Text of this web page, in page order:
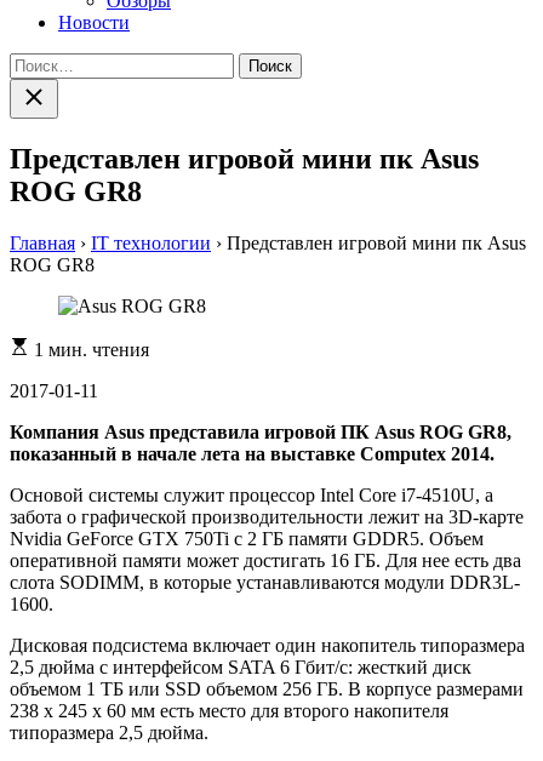
Новости
Найти:
Закрыть
поиск
Представлен игровой мини пк Asus
ROG GR8
Главная › IT технологии › Представлен игровой мини пк Asus
ROG GR8
Расчетное
чтения
1 мин. чтения
2017-01-11
Компания Asus представила игровой ПК Asus ROG GR8,
показанный в начале лета на выставке Computex 2014.
Основой системы служит процессор Intel Core i7-4510U, а
забота о графической производительности лежит на 3D-карте
Nvidia GeForce GTX 750Ti с 2 ГБ памяти GDDR5. Объем
оперативной памяти может достигать 16 ГБ. Для нее есть два
слота SODIMM, в которые устанавливаются модули DDR3L-
1600.
Дисковая подсистема включает один накопитель типоразмера
2,5 дюйма с интерфейсом SATA 6 Гбит/с: жесткий диск
объемом 1 ТБ или SSD объемом 256 ГБ. В корпусе размерами
238 x 245 x 60 мм есть место для второго накопителя
типоразмера 2,5 дюйма.